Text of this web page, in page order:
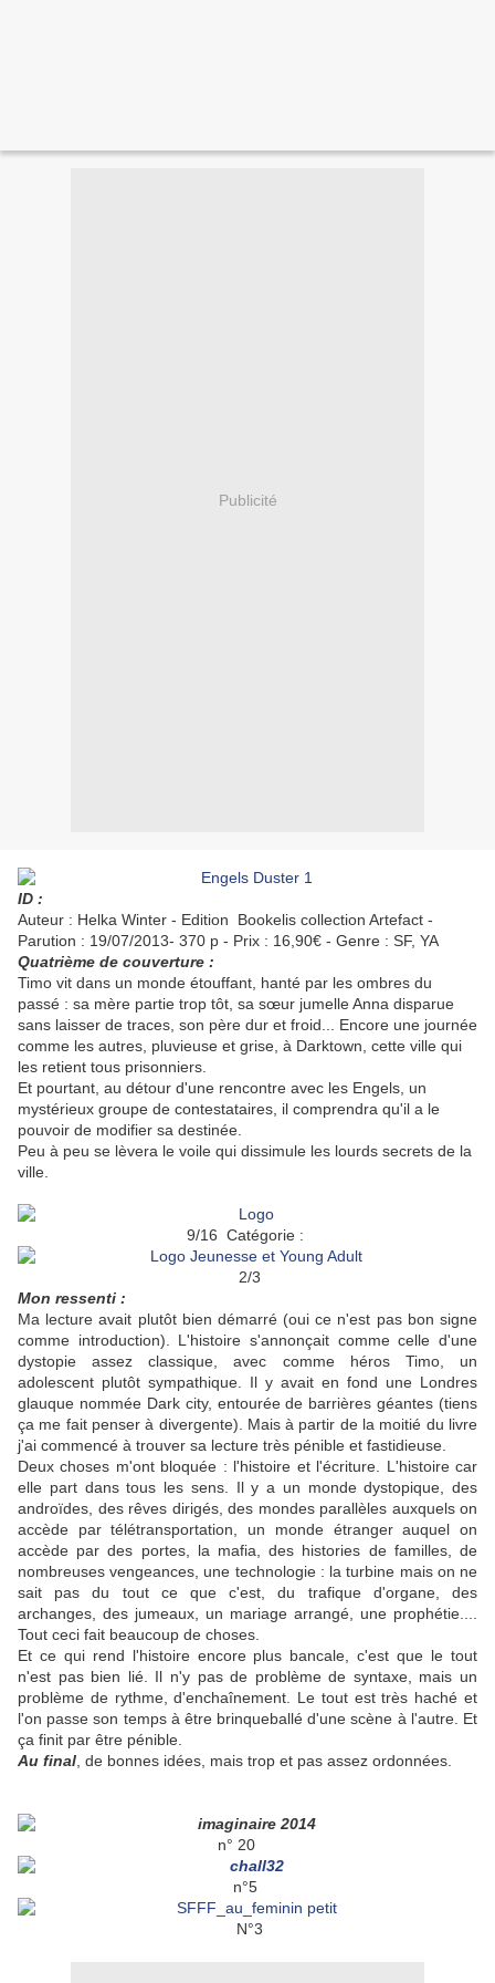
Publicité
ID :
Auteur : Helka Winter - Edition Bookelis collection Artefact -
Parution : 19/07/2013- 370 p - Prix : 16,90€ - Genre : SF, YA
Quatrième de couverture :
Timo vit dans un monde étouffant, hanté par les ombres du
passé : sa mère partie trop tôt, sa sœur jumelle Anna disparue
sans laisser de traces, son père dur et froid... Encore une journée
comme les autres, pluvieuse et grise, à Darktown, cette ville qui
les retient tous prisonniers.
Et pourtant, au détour d'une rencontre avec les Engels, un
mystérieux groupe de contestataires, il comprendra qu'il a le
pouvoir de modifier sa destinée.
Peu à peu se lèvera le voile qui dissimule les lourds secrets de la
ville.
9/16 Catégorie :
2/3
Mon ressenti :
Ma lecture avait plutôt bien démarré (oui ce n'est pas bon signe
comme introduction). L'histoire s'annonçait comme celle d'une
dystopie assez classique, avec comme héros Timo, un
adolescent plutôt sympathique. Il y avait en fond une Londres
glauque nommée Dark city, entourée de barrières géantes (tiens
ça me fait penser à divergente). Mais à partir de la moitié du livre
j'ai commencé à trouver sa lecture très pénible et fastidieuse.
Deux choses m'ont bloquée : l'histoire et l'écriture. L'histoire car
elle part dans tous les sens. Il y a un monde dystopique, des
androïdes, des rêves dirigés, des mondes parallèles auxquels on
accède par télétransportation, un monde étranger auquel on
accède par des portes, la mafia, des histories de familles, de
nombreuses vengeances, une technologie : la turbine mais on ne
sait pas du tout ce que c'est, du trafique d'organe, des
archanges, des jumeaux, un mariage arrangé, une prophétie....
Tout ceci fait beaucoup de choses.
Et ce qui rend l'histoire encore plus bancale, c'est que le tout
n'est pas bien lié. Il n'y pas de problème de syntaxe, mais un
problème de rythme, d'enchaînement. Le tout est très haché et
l'on passe son temps à être brinqueballé d'une scène à l'autre. Et
ça finit par être pénible.
Au final , de bonnes idées, mais trop et pas assez ordonnées.
n° 20
n°5
N°3